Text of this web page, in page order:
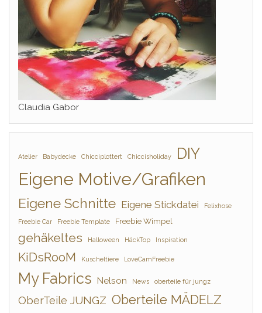
Claudia Gabor
Atelier Babydecke Chicciplottert Chiccisholiday DIY
Eigene Motive/Grafiken
Eigene Schnitte Eigene Stickdatei Felixhose
Freebie Car Freebie Template Freebie Wimpel
gehäkeltes Halloween HäckTop Inspiration
KiDsRooM Kuscheltiere LoveCamFreebie
My Fabrics Nelson News oberteile für jungz
OberTeile JUNGZ Oberteile MÄDELZ